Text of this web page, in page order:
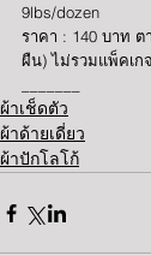
9lbs/dozen
ราคา : 140 บาท
ผืน) ไม่รวมแพ็คเก
ผ้าเช็ดตัว
ผ้าด้ายเดี่ยว
ผ้าปักโลโก้